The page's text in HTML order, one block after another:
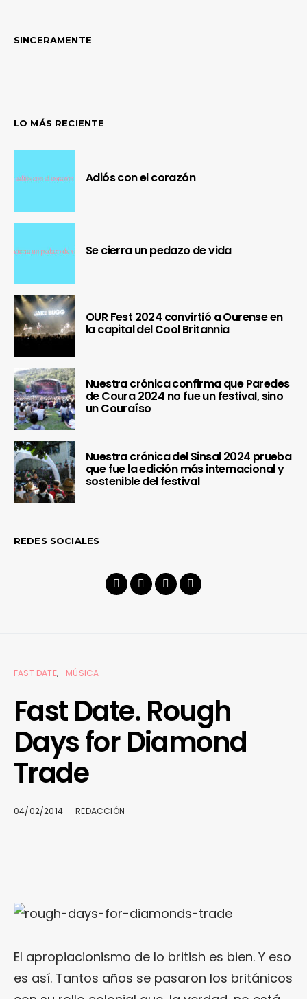
SINCERAMENTE
LO MÁS RECIENTE
Adiós con el corazón
Se cierra un pedazo de vida
OUR Fest 2024 convirtió a Ourense en
la capital del Cool Britannia
Nuestra crónica confirma que Paredes
de Coura 2024 no fue un festival, sino
un Couraíso
Nuestra crónica del Sinsal 2024 prueba
que fue la edición más internacional y
sostenible del festival
REDES SOCIALES
FAST DATE MÚSICA
Fast Date. Rough
Days for Diamond
Trade
04/02/2014 REDACCIÓN
El apropiacionismo de lo british es bien. Y eso
es así. Tantos años se pasaron los británicos